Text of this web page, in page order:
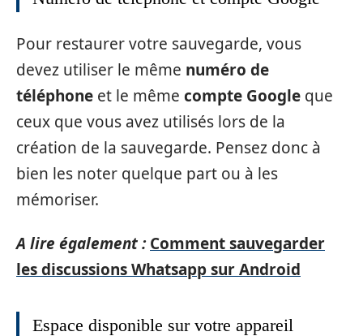
Pour restaurer votre sauvegarde, vous
devez utiliser le même numéro de
téléphone et le même compte Google que
ceux que vous avez utilisés lors de la
création de la sauvegarde. Pensez donc à
bien les noter quelque part ou à les
mémoriser.
A lire également : Comment sauvegarder
les discussions Whatsapp sur Android
Espace disponible sur votre appareil